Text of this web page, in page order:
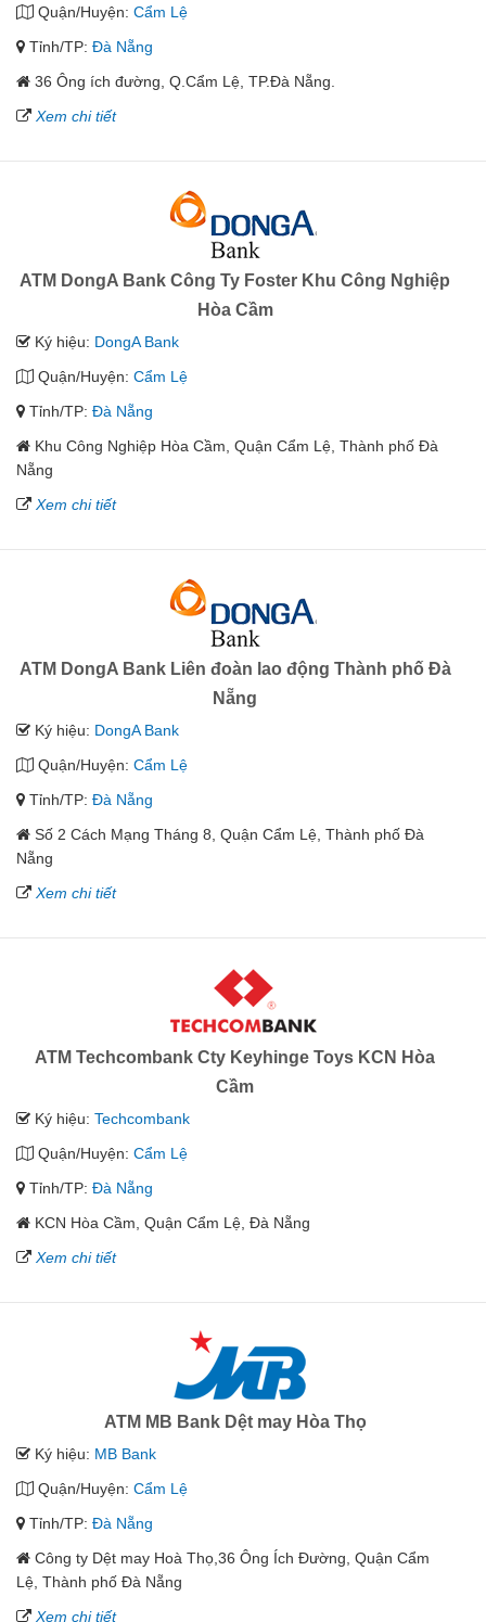
Quận/Huyện: Cẩm Lệ
Tỉnh/TP: Đà Nẵng
36 Ông ích đường, Q.Cẩm Lệ, TP.Đà Nẵng.
Xem chi tiết
ATM DongA Bank Công Ty Foster Khu Công Nghiệp
Hòa Cầm
Ký hiệu: DongA Bank
Quận/Huyện: Cẩm Lệ
Tỉnh/TP: Đà Nẵng
Khu Công Nghiệp Hòa Cầm, Quận Cẩm Lệ, Thành phố Đà
Nẵng
Xem chi tiết
ATM DongA Bank Liên đoàn lao động Thành phố Đà
Nẵng
Ký hiệu: DongA Bank
Quận/Huyện: Cẩm Lệ
Tỉnh/TP: Đà Nẵng
Số 2 Cách Mạng Tháng 8, Quận Cẩm Lệ, Thành phố Đà
Nẵng
Xem chi tiết
ATM Techcombank Cty Keyhinge Toys KCN Hòa
Cầm
Ký hiệu: Techcombank
Quận/Huyện: Cẩm Lệ
Tỉnh/TP: Đà Nẵng
KCN Hòa Cầm, Quận Cẩm Lệ, Đà Nẵng
Xem chi tiết
ATM MB Bank Dệt may Hòa Thọ
Ký hiệu: MB Bank
Quận/Huyện: Cẩm Lệ
Tỉnh/TP: Đà Nẵng
Công ty Dệt may Hoà Thọ,36 Ông Ích Đường, Quận Cẩm
Lệ, Thành phố Đà Nẵng
Xem chi tiết